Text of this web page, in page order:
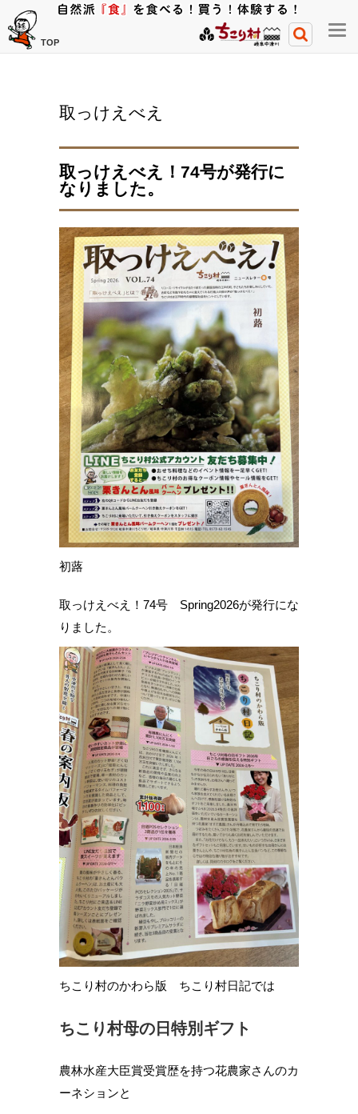
TOP
メ
ニ
取っけえべえ
取っけえべえ！74号が発行に
なりました。
初蕗
取っけえべえ！74号 Spring2026が発行にな
りました。
ちこり村のかわら版 ちこり村日記では
ちこり村母の日特別ギフト
農林水産大臣賞受賞歴を持つ花農家さんのカ
ーネションと